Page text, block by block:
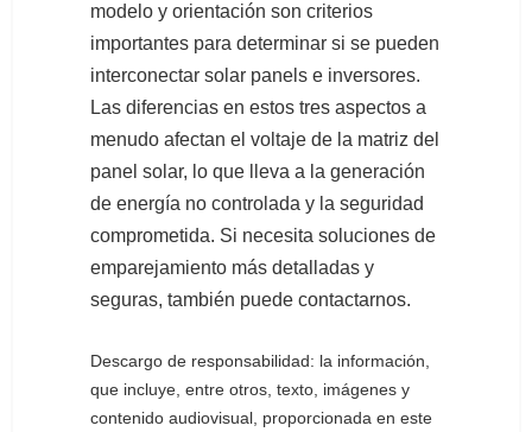
modelo y orientación son criterios
importantes para determinar si se pueden
interconectar solar panels e inversores.
Las diferencias en estos tres aspectos a
menudo afectan el voltaje de la matriz del
panel solar, lo que lleva a la generación
de energía no controlada y la seguridad
comprometida. Si necesita soluciones de
emparejamiento más detalladas y
seguras, también puede contactarnos.
Descargo de responsabilidad: la información,
que incluye, entre otros, texto, imágenes y
contenido audiovisual, proporcionada en este